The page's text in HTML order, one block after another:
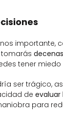
importante,
tener
ser trágico,
de evaluar
para